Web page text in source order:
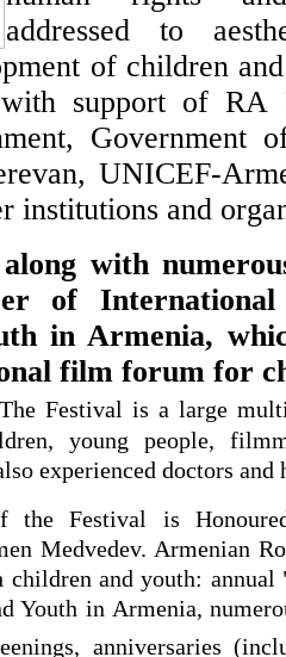
addressed to
of children
support of RA
Government
UNICEF-
institutions and
with
of
in Armenia,
film forum for
The Festival is a large
young people,
experienced doctors and
the Festival is
Medvedev. Armenian
children and youth:
Youth in Armenia,
anniversaries